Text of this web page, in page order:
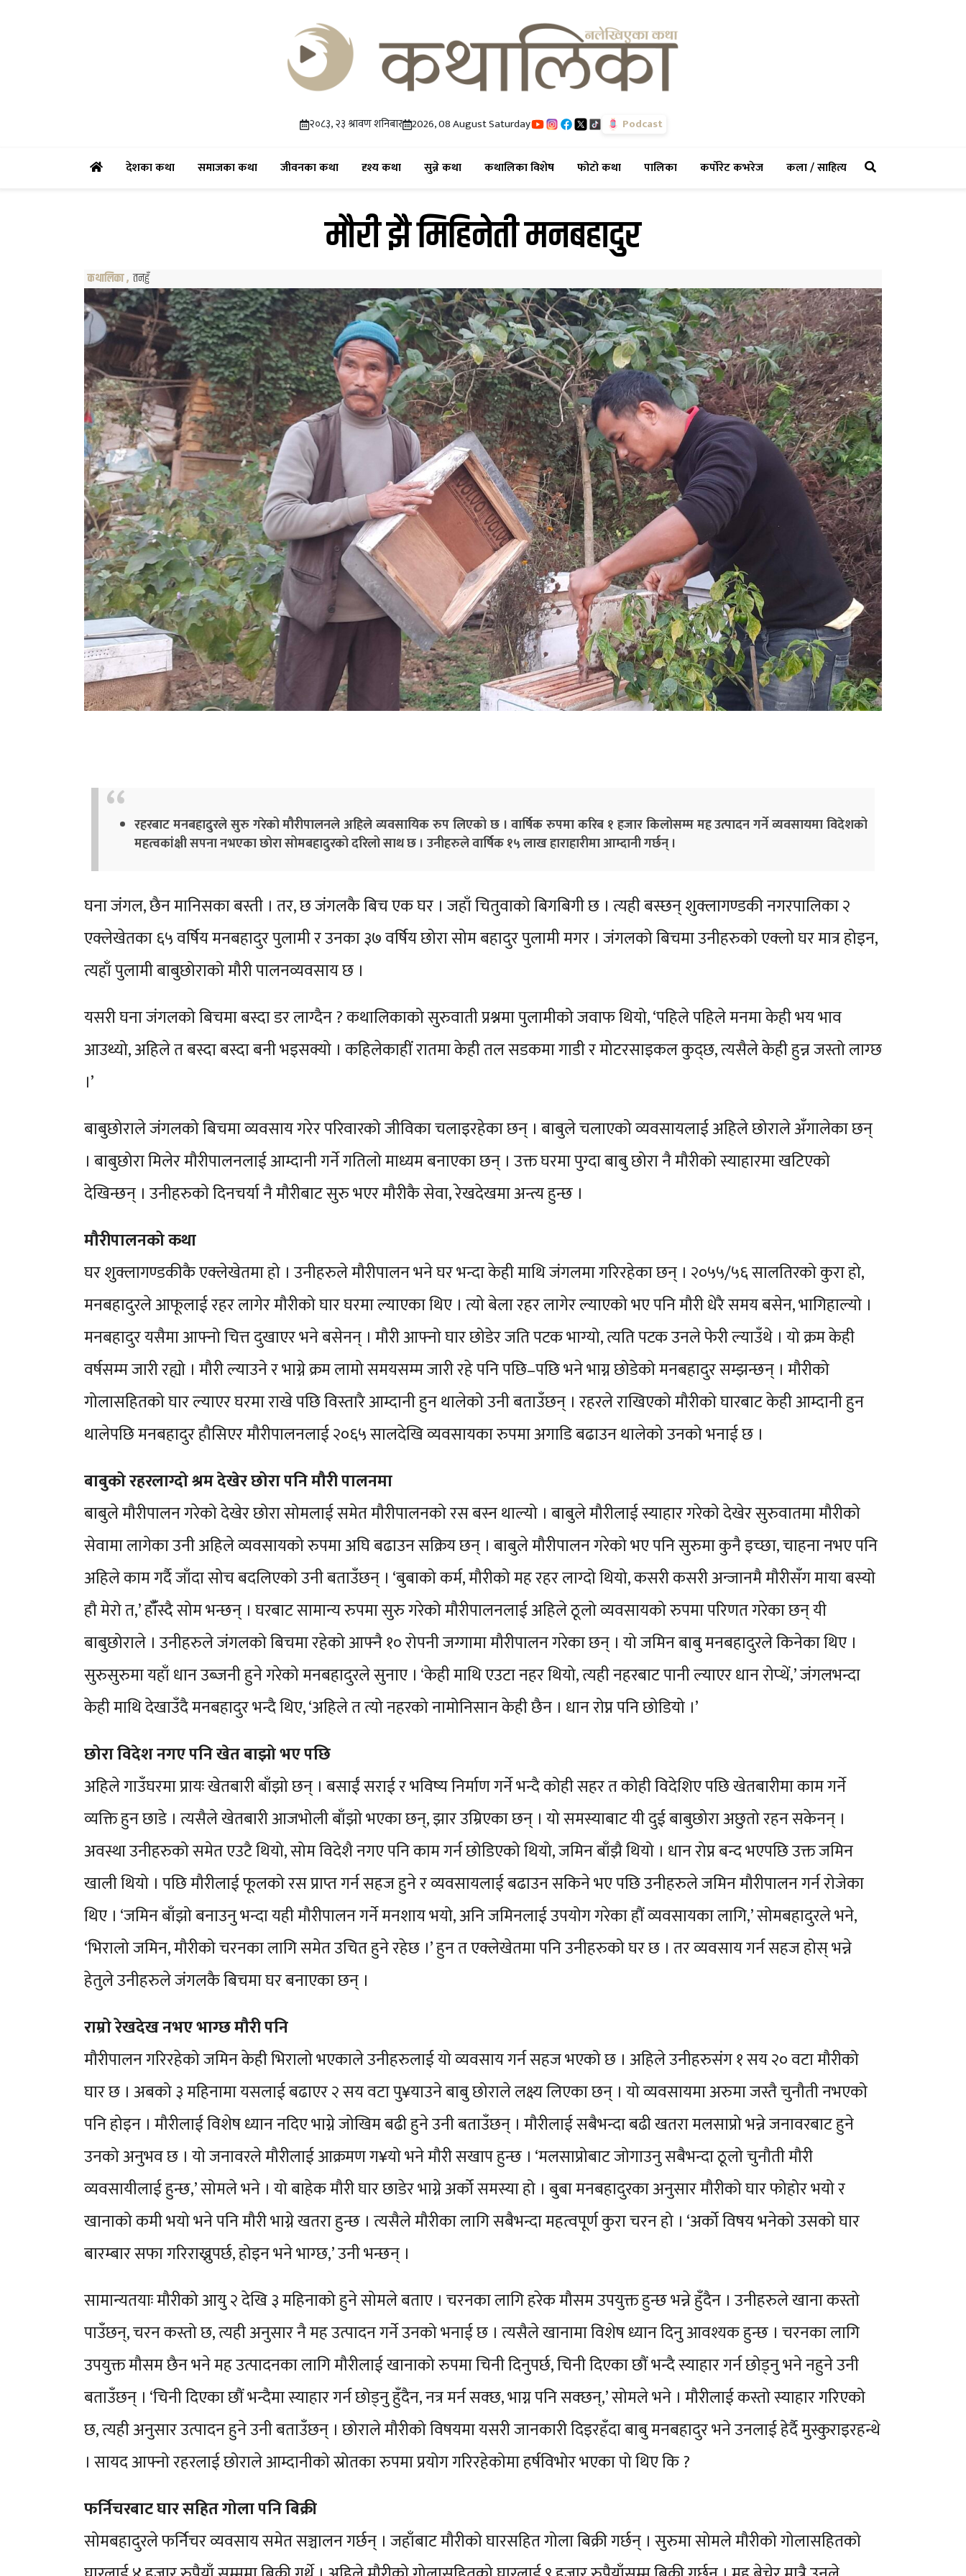
२०८३, २३ श्रावण शनिबार 2026, 08 August Saturday Podcast
देशका कथा(current)समाजका कथा(current)जीवनका कथा(current)
दृश्य कथा(current)
सुन्ने कथा(current)कथालिका विशेष(current)फोटो कथा(current)
पालिका(current)कर्पोरेट कभरेज(current)कला / साहित्य(current)
मौरी झै मिहिनेती मनबहादुर
कथालिका, तनहुँ
रहरबाट मनबहादुरले सुरु गरेको मौरीपालनले अहिले व्यवसायिक रुप लिएको छ । वार्षिक रुपमा करिब १ हजार किलोसम्म मह उत्पादन गर्ने व्यवसायमा विदेशको
महत्वकांक्षी सपना नभएका छोरा सोमबहादुरको दरिलो साथ छ । उनीहरुले वार्षिक १५ लाख हाराहारीमा आम्दानी गर्छन् ।
घना जंगल, छैन मानिसका बस्ती । तर, छ जंगलकै बिच एक घर । जहाँ चितुवाकोबिगबिगी छ । त्यही बस्छन् शुक्लागण्डकी नगरपालिका २
एक्लेखेतका ६५ वर्षिय मनबहादुर पुलामी र उनका ३७ वर्षिय छोरा सोम बहादुर पुलामी मगर । जंगलको बिचमा उनीहरुको एक्लो घर मात्र होइन,
त्यहाँ पुलामी बाबुछोराको मौरी पालनव्यवसाय छ ।
यसरी घना जंगलको बिचमा बस्दा डर लाग्दैन ? कथालिकाको सुरुवाती प्रश्नमा पुलामीको जवाफ थियो, ‘पहिले पहिले मनमा केही भय भाव
आउथ्यो, अहिले त बस्दा बस्दा बनी भइसक्यो । कहिलेकाहीं रातमा केही तल सडकमा गाडी र मोटरसाइकल कुद्छ, त्यसैले केही हुन्न जस्तो लाग्छ
।’
बाबुछोराले जंगलको बिचमा व्यवसाय गरेर परिवारको जीविका चलाइरहेका छन् । बाबुले चलाएको व्यवसायलाई अहिले छोराले अँगालेका छन्
। बाबुछोरा मिलेर मौरीपालनलाई आम्दानी गर्ने गतिलो माध्यम बनाएका छन् । उक्त घरमा पुग्दा बाबु छोरा नै मौरीको स्याहारमा खटिएको
देखिन्छन् । उनीहरुको दिनचर्या नै मौरीबाट सुरु भएर मौरीकै सेवा, रेखदेखमा अन्त्य हुन्छ ।
मौरीपालनको कथा
घर शुक्लागण्डकीकै एक्लेखेतमा हो । उनीहरुले मौरीपालन भने घर भन्दा केही माथि जंगलमा गरिरहेका छन् । २०५५/५६ सालतिरको कुरा हो,
मनबहादुरले आफूलाई रहर लागेर मौरीको घार घरमा ल्याएका थिए । त्यो बेला रहर लागेर ल्याएको भए पनि मौरी धेरै समय बसेन, भागिहाल्यो ।
मनबहादुर यसैमा आफ्नो चित्त दुखाएर भने बसेनन् । मौरी आफ्नो घार छोडेर जति पटक भाग्यो, त्यति पटक उनले फेरी ल्याउँथे । यो क्रम केही
वर्षसम्म जारी रह्यो । मौरी ल्याउने र भाग्ने क्रम लामो समयसम्म जारी रहे पनि पछि–पछि भने भाग्न छोडेको मनबहादुर सम्झन्छन् । मौरीको
गोलासहितको घार ल्याएर घरमा राखे पछि विस्तारै आम्दानी हुन थालेको उनी बताउँछन् । रहरले राखिएको मौरीको घारबाट केही आम्दानी हुन
थालेपछि मनबहादुर हौसिएर मौरीपालनलाई २०६५ सालदेखि व्यवसायका रुपमा अगाडि बढाउन थालेको उनको भनाई छ ।
बाबुको रहरलाग्दो श्रम देखेर छोरा पनि मौरी पालनमा
बाबुले मौरीपालन गरेको देखेर छोरा सोमलाई समेत मौरीपालनको रस बस्न थाल्यो । बाबुले मौरीलाई स्याहार गरेको देखेर सुरुवातमा मौरीको
सेवामा लागेका उनी अहिले व्यवसायको रुपमा अघि बढाउन सक्रिय छन् । बाबुले मौरीपालन गरेको भए पनि सुरुमा कुनै इच्छा, चाहना नभए पनि
अहिले काम गर्दै जाँदा सोच बदलिएको उनी बताउँछन् । ‘बुबाको कर्म, मौरीको मह रहर लाग्दो थियो, कसरी कसरी अन्जानमै मौरीसँग माया बस्यो
हौ मेरो त,’ हाँँस्दै सोम भन्छन् । घरबाट सामान्य रुपमा सुरु गरेको मौरीपालनलाई अहिले ठूलो व्यवसायको रुपमा परिणत गरेका छन् यी
बाबुछोराले । उनीहरुले जंगलको बिचमा रहेको आफ्नै १० रोपनी जग्गामा मौरीपालन गरेका छन् । यो जमिन बाबु मनबहादुरले किनेका थिए ।
सुरुसुरुमा यहाँ धान उब्जनी हुने गरेको मनबहादुरले सुनाए । ‘केही माथि एउटा नहर थियो, त्यही नहरबाट पानी ल्याएर धान रोप्थें,’ जंगलभन्दा
केही माथि देखाउँदै मनबहादुर भन्दै थिए, ‘अहिले त त्यो नहरको नामोनिसान केही छैन । धान रोप्न पनि छोडियो ।’
छोरा विदेश नगए पनि खेत बाझो भए पछि
अहिले गाउँघरमा प्रायः खेतबारी बाँझो छन् । बसाईं सराई र भविष्य निर्माण गर्ने भन्दै कोही सहर त कोही विदेशिए पछि खेतबारीमा काम गर्ने
व्यक्ति हुन छाडे । त्यसैले खेतबारी आजभोली बाँझो भएका छन्, झार उम्रिएका छन् । यो समस्याबाट यी दुई बाबुछोरा अछुतो रहन सकेनन् ।
अवस्था उनीहरुको समेत एउटै थियो, सोम विदेशै नगए पनि काम गर्न छोडिएको थियो, जमिन बाँझै थियो । धान रोप्न बन्द भएपछि उक्त जमिन
खाली थियो । पछि मौरीलाई फूलको रस प्राप्त गर्न सहज हुने र व्यवसायलाई बढाउन सकिने भए पछि उनीहरुले जमिन मौरीपालन गर्न रोजेका
थिए । ‘जमिन बाँझो बनाउनु भन्दा यही मौरीपालन गर्ने मनशाय भयो, अनि जमिनलाई उपयोग गरेका हौं व्यवसायका लागि,’ सोमबहादुरले भने,
‘भिरालो जमिन, मौरीको चरनका लागि समेत उचित हुने रहेछ ।’ हुन त एक्लेखेतमा पनि उनीहरुको घर छ । तर व्यवसाय गर्न सहज होस् भन्ने
हेतुले उनीहरुले जंगलकै बिचमा घर बनाएका छन् ।
राम्रो रेखदेख नभए भाग्छ मौरी पनि
मौरीपालन गरिरहेको जमिन केही भिरालो भएकाले उनीहरुलाई यो व्यवसाय गर्न सहज भएको छ । अहिले उनीहरुसंग १ सय २० वटा मौरीको
घार छ । अबको ३ महिनामा यसलाई बढाएर २ सय वटा पु¥याउने बाबु छोराले लक्ष्य लिएका छन् । यो व्यवसायमा अरुमा जस्तै चुनौती नभएको
पनि होइन । मौरीलाई विशेष ध्यान नदिए भाग्ने जोखिम बढी हुने उनी बताउँछन् । मौरीलाई सबैभन्दा बढी खतरा मलसाप्रो भन्ने जनावरबाट हुने
उनको अनुभव छ । यो जनावरले मौरीलाई आक्रमण ग¥यो भने मौरी सखाप हुन्छ । ‘मलसाप्रोबाट जोगाउनु सबैभन्दा ठूलो चुनौती मौरी
व्यवसायीलाई हुन्छ,’ सोमले भने । यो बाहेक मौरी घार छाडेर भाग्ने अर्को समस्या हो । बुबा मनबहादुरका अनुसार मौरीको घार फोहोर भयो र
खानाको कमी भयो भने पनि मौरी भाग्ने खतरा हुन्छ । त्यसैले मौरीका लागि सबैभन्दा महत्वपूर्ण कुरा चरन हो । ‘अर्को विषय भनेको उसको घार
बारम्बार सफा गरिराख्नुपर्छ, होइन भने भाग्छ,’ उनी भन्छन् ।
सामान्यतयाः मौरीको आयु २ देखि ३ महिनाको हुने सोमले बताए । चरनका लागि हरेक मौसम उपयुक्त हुन्छ भन्ने हुँदैन । उनीहरुले खाना कस्तो
पाउँछन्, चरन कस्तो छ, त्यही अनुसार नै मह उत्पादन गर्ने उनको भनाई छ । त्यसैले खानामा विशेष ध्यान दिनु आवश्यक हुन्छ । चरनका लागि
उपयुक्त मौसम छैन भने मह उत्पादनका लागि मौरीलाई खानाको रुपमा चिनी दिनुपर्छ, चिनी दिएका छौं भन्दै स्याहार गर्न छोड्नु भने नहुने उनी
बताउँछन् । ‘चिनी दिएका छौं भन्दैमा स्याहार गर्न छोड्नु हुँदैन, नत्र मर्न सक्छ, भाग्न पनि सक्छन्,’ सोमले भने । मौरीलाई कस्तो स्याहार गरिएको
छ, त्यही अनुसार उत्पादन हुने उनी बताउँछन् । छोराले मौरीको विषयमा यसरी जानकारी दिइरहँदा बाबु मनबहादुर भने उनलाई हेर्दै मुस्कुराइरहन्थे
। सायद आफ्नो रहरलाई छोराले आम्दानीको स्रोतका रुपमा प्रयोग गरिरहेकोमा हर्षविभोर भएका पो थिए कि ?
फर्निचरबाट घार सहित गोला पनि बिक्री
सोमबहादुरले फर्निचर व्यवसाय समेत सञ्चालन गर्छन् । जहाँबाट मौरीको घारसहित गोला बिक्री गर्छन् । सुरुमा सोमले मौरीको गोलासहितको